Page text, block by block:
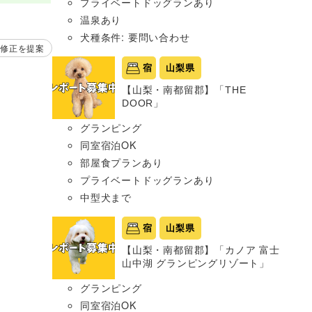
正を提案
温泉あり
犬種条件: 要問い合わせ
宿 山梨県
【山梨・南都留郡】「THE
DOOR」
グランピング
同室宿泊OK
部屋食プランあり
プライベートドッグランあり
中型犬まで
宿 山梨県
【山梨・南都留郡】「カノア 富士
山中湖 グランピングリゾート」
グランピング
同室宿泊OK